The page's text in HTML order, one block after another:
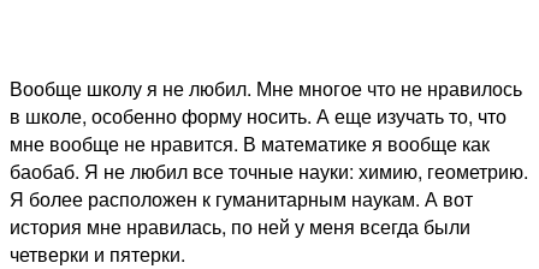
Вообще школу я не любил. Мне многое что не нравилось
в школе, особенно форму носить. А еще изучать то, что
мне вообще не нравится. В математике я вообще как
баобаб. Я не любил все точные науки: химию, геометрию.
Я более расположен к гуманитарным наукам. А вот
история мне нравилась, по ней у меня всегда были
четверки и пятерки.